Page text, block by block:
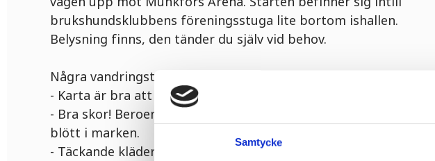
Samtycke
brukshundsklubbens föreningsstuga lite bortom ishallen.
Belysning finns, den tänder du själv vid behov.
Några vandringstips:
- Karta är bra att ha med sig
- Bra skor! Beroende på väder, årstid och terräng kan det vara
blött i marken.
- Täckande kläder kan ge bra skydd mot fästingar.